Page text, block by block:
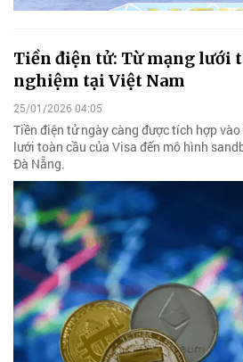
Tiền điện tử: Từ mạng lưới
nghiệm tại Việt Nam
25/01/2026 04:05
Tiền điện tử ngày càng được tích hợp
lưới toàn cầu của Visa đến mô hình
Đà Nẵng.